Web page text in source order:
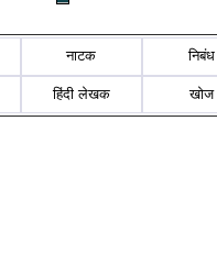
नाटक निबंध
हिंदी लेखक खोज